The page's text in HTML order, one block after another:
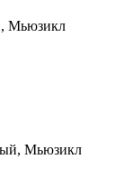
Мьюзикл
Мьюзикл